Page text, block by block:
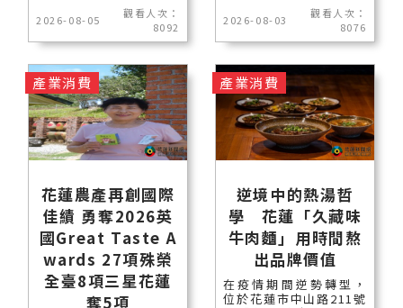
2026-08-05
觀看人次：
8092
2026-08-03
觀看人次：
8076
花蓮農產再創國際
佳績 勇奪2026英
國Great Taste A
wards 27項殊榮
全臺8項三星花蓮
奪5項
產業消費
逆境中的熱湯哲
學 花蓮「久藏味
牛肉麵」用時間熬
出品牌價值
在疫情期間逆勢轉型，
位於花蓮市中山路211號
產業消費